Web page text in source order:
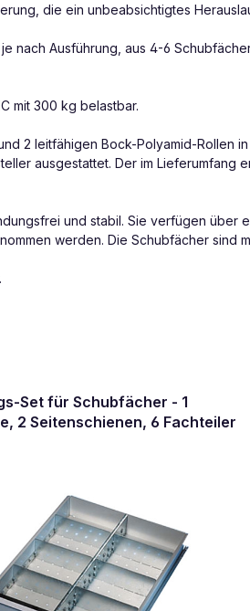
die ein unbeabsichtigtes
nach Ausführung, aus 4-6
mit 300 kg belastbar.
2 leitfähigen Bock-Polyamid-Rollen
ausgestattet. Der im
und stabil. Sie verfügen
werden. Die Schubfächer sind
Set für Schubfächer - 1
2 Seitenschienen, 6 Fachteiler